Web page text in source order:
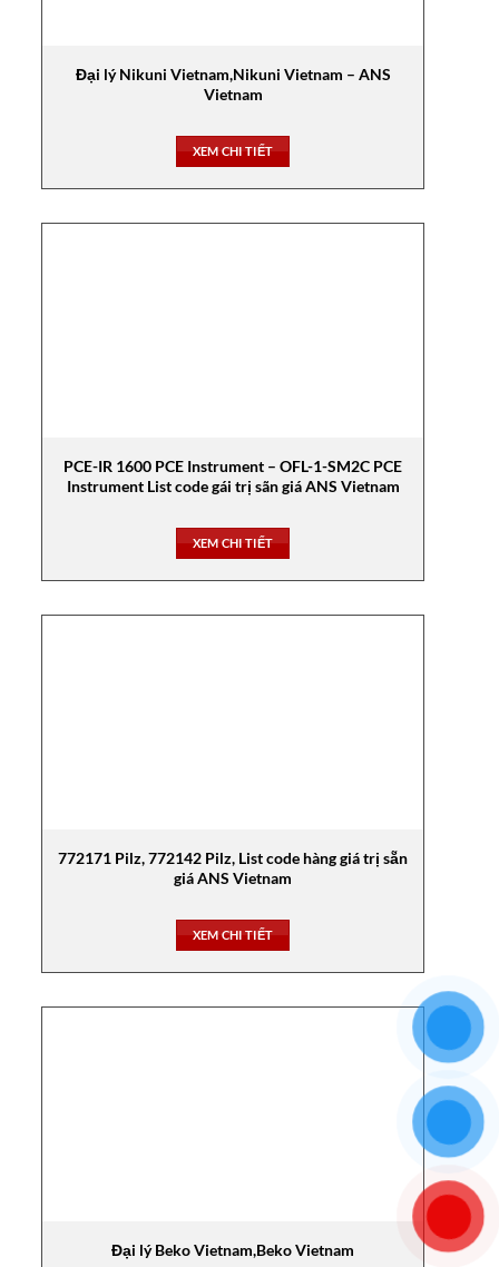
Đại lý Nikuni Vietnam,Nikuni Vietnam – ANS
Vietnam
XEM CHI TIẾT
PCE-IR 1600 PCE Instrument – OFL-1-SM2C PCE
Instrument List code gái trị sãn giá ANS Vietnam
XEM CHI TIẾT
772171 Pilz, 772142 Pilz, List code hàng giá trị sẵn
giá ANS Vietnam
XEM CHI TIẾT
Đại lý Beko Vietnam,Beko Vietnam